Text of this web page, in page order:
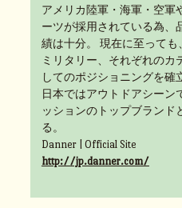
アメリカ陸軍・海軍・空軍
ーツが採用されている為、
績は十分。 現在に至っても
ミリタリー、それぞれのカ
してのポジショニングを確
日本ではアウトドアシーン
ッションのトップブランド
る。
Danner | Official Site
http://jp.danner.com/